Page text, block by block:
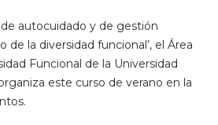
de autocuidado y de gestión
la diversidad funcional’, el Área
Funcional de la Universidad
este curso de verano en la